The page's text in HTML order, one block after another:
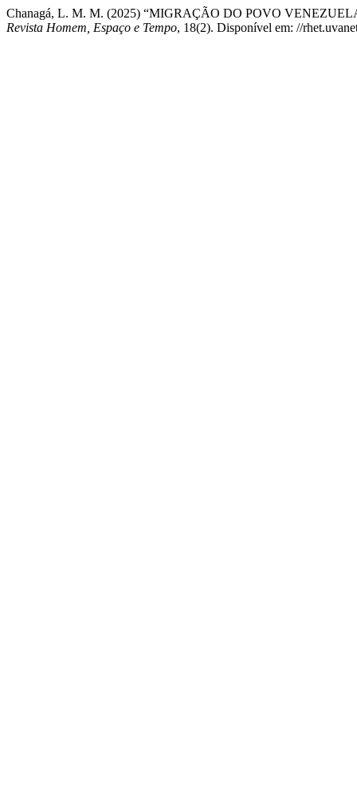
Chanagá, L. M. M. (2025) “MIGRAÇÃO DO POVO
Revista Homem, Espaço e Tempo, 18(2). Disponível em: //